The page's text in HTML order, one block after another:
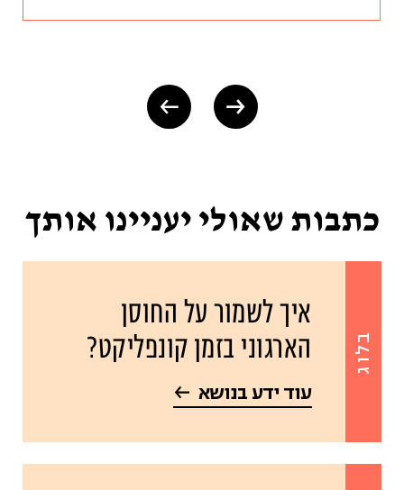
כתבות שאולי יעניינו אותך
בלוג
איך לשמור על החוסן
הארגוני בזמן קונפליקט?
עוד ידע בנושא